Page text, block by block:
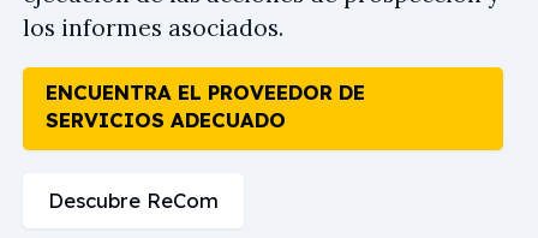
los informes asociados.
ENCUENTRA EL PROVEEDOR DE
SERVICIOS ADECUADO
Descubre ReCom